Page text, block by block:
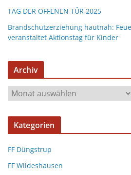
TAG DER OFFENEN TÜR 2025
Brandschutzerziehung hautnah:
veranstaltet Aktionstag für Kinder
Archiv
r
c
v
Kategorien
FF Düngstrup
FF Wildeshausen